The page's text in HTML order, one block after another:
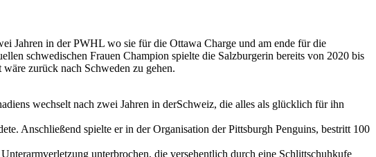
Jahren in der PWHL wo sie für die Ottawa Charge und am ende für die
schwedischen Frauen Champion spielte die Salzburgerin bereits von 2020 bis
zurück nach Schweden zu gehen.
wechselt nach zwei Jahren in derSchweiz, die alles als glücklich für ihn
Anschließend spielte er in der Organisation der Pittsburgh Penguins, bestritt 100
unterbrochen, die versehentlich durch eine Schlittschuhkufe